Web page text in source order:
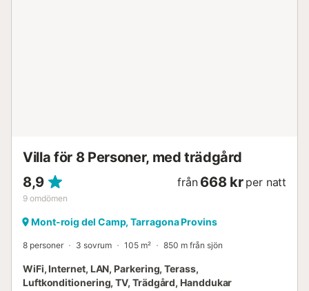
Villa för 8 Personer, med trädgård
8,9
9 omdömen
från 668 kr per natt
Mont-roig del Camp, Tarragona Provins
8 personer 3 sovrum 105 m² 850 m från sjön
WiFi, Internet, LAN, Parkering, Terass,
Luftkonditionering, TV, Trädgård, Handdukar